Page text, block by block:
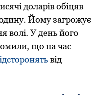
долаpів обіцяв
Йому загрожує
волі. У день його
що на час
від